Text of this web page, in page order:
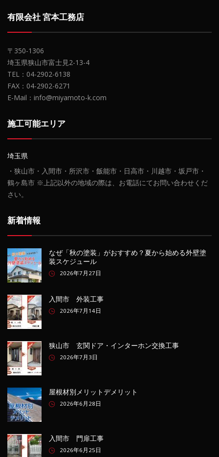
有限会社 宮本工務店
〒350-1306
埼玉県狭山市富士見2-13-4
TEL：04-2902-6138
FAX：04-2902-6271
E-Mail：info@miyamoto-k.com
施工可能エリア
埼玉県
・狭山市・入間市・所沢市・飯能市・日高市・川越市・坂戸市・
鶴ヶ島市 ※上記以外の地域の際は、お電話にてお問い合わせくだ
さい。
新着情報
なぜ「秋の塗装」がおすすめ？夏から始める外壁塗
装スケジュール
2026年7月27日
入間市 外装工事
2026年7月14日
狭山市 玄関ドア・インターホン交換工事
2026年7月3日
屋根材別メリットデメリット
2026年6月28日
入間市 門扉工事
2026年6月25日